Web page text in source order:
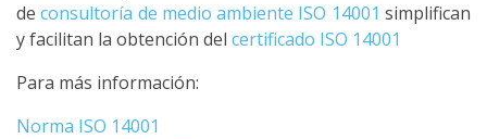
deconsultoría de medio ambiente ISO 14001 simplifican
y facilitan la obtención del certificado ISO 14001
Para más información:
Norma ISO 14001